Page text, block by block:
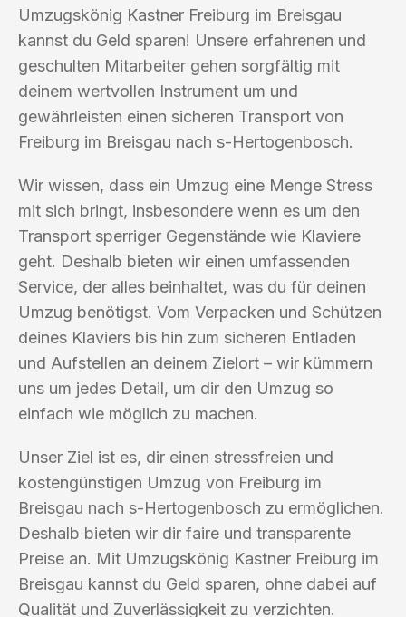
Umzugskönig Kastner Freiburg im Breisgau
kannst du Geld sparen! Unsere erfahrenen und
geschulten Mitarbeiter gehen sorgfältig mit
deinem wertvollen Instrument um und
gewährleisten einen sicheren Transport von
Freiburg im Breisgau nach s-Hertogenbosch.
Wir wissen, dass ein Umzug eine Menge Stress
mit sich bringt, insbesondere wenn es um den
Transport sperriger Gegenstände wie Klaviere
geht. Deshalb bieten wir einen umfassenden
Service, der alles beinhaltet, was du für deinen
Umzug benötigst. Vom Verpacken und Schützen
deines Klaviers bis hin zum sicheren Entladen
und Aufstellen an deinem Zielort – wir kümmern
uns um jedes Detail, um dir den Umzug so
einfach wie möglich zu machen.
Unser Ziel ist es, dir einen stressfreien und
kostengünstigen Umzug von Freiburg im
Breisgau nach s-Hertogenbosch zu ermöglichen.
Deshalb bieten wir dir faire und transparente
Preise an. Mit Umzugskönig Kastner Freiburg im
Breisgau kannst du Geld sparen, ohne dabei auf
Qualität und Zuverlässigkeit zu verzichten.